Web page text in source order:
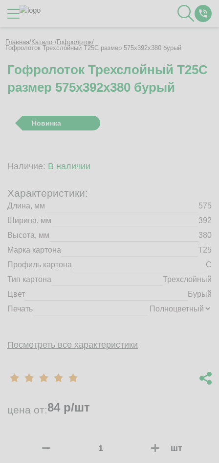
О Компании
Контакты
Полезное
Вакансии
Гофротара с печатью
Рассчитать стоимость упаковки
Пн-Пт 8:00 - 17:00
+7 (4832) 71-44-42
г. Брянск, Белобережская улица, 1А
© 2014 - 2026 | ООО ТД "Брянский картон" Все права защищены,
материалов с сайта строго запрещено.
Главная/Каталог/Гофролоток/
Гофролоток Трехслойный Т25C размер 575x392x380 бурый
Гофролоток Трехслойный Т25C
размер 575x392x380 бурый
Новинка
Наличие: В наличии
Характеристики:
Длина, мм
575
Ширина, мм
392
Высота, мм
380
Марка картона
Т25
Профиль картона
C
Тип картона
Трехслойный
Цвет
Бурый
Печать
Посмотреть все характеристики
цена от:84 р/шт
шт